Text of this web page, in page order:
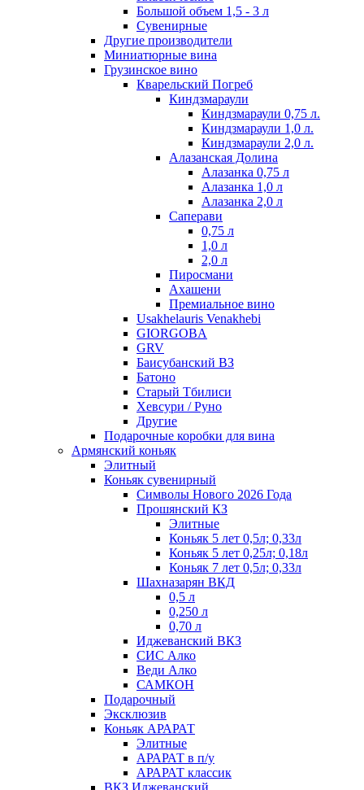
Большой объем 1,5 - 3 л
Сувенирные
Другие производители
Миниатюрные вина
Грузинское вино
Кварельский Погреб
Киндзмараули
Киндзмараули 0,75 л.
Киндзмараули 1,0 л.
Киндзмараули 2,0 л.
Алазанская Долина
Алазанка 0,75 л
Алазанка 1,0 л
Алазанка 2,0 л
Саперави
0,75 л
1,0 л
2,0 л
Пиросмани
Ахашени
Премиальное вино
Usakhelauris Venakhebi
GIORGOBA
GRV
Баисубанский ВЗ
Батоно
Старый Тбилиси
Хевсури / Руно
Другие
Подарочные коробки для вина
Армянский коньяк
Элитный
Коньяк сувенирный
Символы Нового 2026 Года
Прошянский КЗ
Элитные
Коньяк 5 лет 0,5л; 0,33л
Коньяк 5 лет 0,25л; 0,18л
Коньяк 7 лет 0,5л; 0,33л
Шахназарян ВКД
0,5 л
0,250 л
0,70 л
Иджеванский ВКЗ
СИС Алко
Веди Алко
САМКОН
Подарочный
Эксклюзив
Коньяк АРАРАТ
Элитные
АРАРАТ в п/у
АРАРАТ классик
ВКЗ Иджеванский